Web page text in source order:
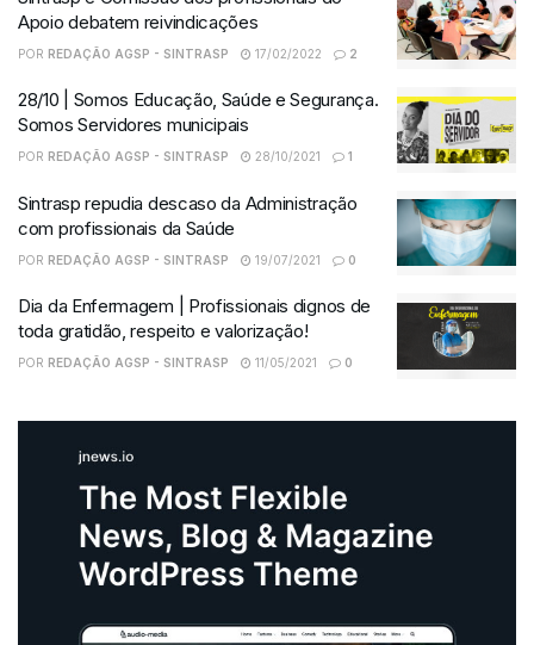
Apoio debatem reivindicações
POR REDAÇÃO AGSP - SINTRASP 17/02/2022 2
28/10 | Somos Educação, Saúde e Segurança.
Somos Servidores municipais
POR REDAÇÃO AGSP - SINTRASP 28/10/2021 1
Sintrasp repudia descaso da Administração
com profissionais da Saúde
POR REDAÇÃO AGSP - SINTRASP 19/07/2021 0
Dia da Enfermagem | Profissionais dignos de
toda gratidão, respeito e valorização!
POR REDAÇÃO AGSP - SINTRASP 11/05/2021 0